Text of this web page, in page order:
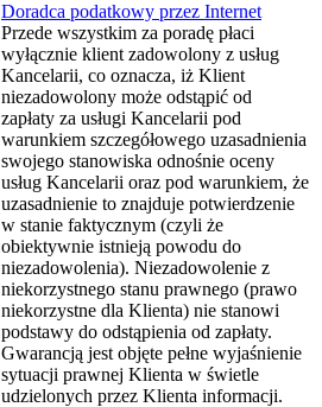
Doradca podatkowy przez Internet
Przede wszystkim za poradę płaci
wyłącznie klient zadowolony z usług
Kancelarii, co oznacza, iż Klient
niezadowolony może odstąpić od
zapłaty za usługi Kancelarii pod
warunkiem szczegółowego uzasadnienia
swojego stanowiska odnośnie oceny
usług Kancelarii oraz pod warunkiem, że
uzasadnienie to znajduje potwierdzenie
w stanie faktycznym (czyli że
obiektywnie istnieją powodu do
niezadowolenia). Niezadowolenie z
niekorzystnego stanu prawnego (prawo
niekorzystne dla Klienta) nie stanowi
podstawy do odstąpienia od zapłaty.
Gwarancją jest objęte pełne wyjaśnienie
sytuacji prawnej Klienta w świetle
udzielonych przez Klienta informacji.